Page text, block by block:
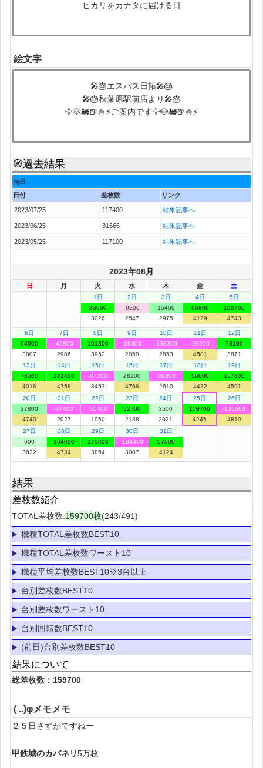
ヒカリをカナタに届ける日
絵文字
🎤🎂エスパス日拓🎤🎂
🎤🎂秋葉原駅前店より🎤🎂
🦅🐶🚂🍺🍚⚡ご案内です🦅🐶🚂🍺🍚⚡
🧭過去結果
同日
日付
差枚数 リンク
2023/07/25 117400 結果記事へ
2023/06/25 31666 結果記事へ
2023/05/25 117100 結果記事へ
2023年08月
日 月 火 水 木 金 土
1日
33600
3026
2日
-9200
2547
3日
15400
2975
4日
66800
4129
5日
109700
4743
6日
64900
3807
7日
-45800
2906
8日
161800
3952
9日
-28800
2050
10日
-138300
2853
11日
-29600
4501
12日
78100
3871
13日
73500
4018
14日
181400
4758
15日
-67500
3453
16日
28200
4768
17日
-39800
2610
18日
56600
4432
19日
167800
4591
20日
27800
4740
21日
-47400
2027
22日
-55400
1950
23日
52700
2138
24日
3500
2021
25日
159700
4245
26日
-135600
4810
27日
600
3822
28日
164000
4734
29日
170000
3854
30日
-104300
3007
31日
57500
4124
結果
差枚数紹介
TOTAL差枚数:159700枚(243/491)
機種TOTAL差枚数BEST10
機種TOTAL差枚数ワースト10
機種平均差枚数BEST10※3台以上
台別差枚数BEST10
台別差枚数ワースト10
台別回転数BEST10
(前日)台別差枚数BEST10
結果について
総差枚数：159700
( ..)φメモメモ
２５日さすがですねー
甲鉄城のカバネリ5万枚